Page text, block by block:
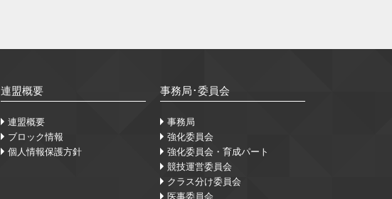
連盟概要
連盟概要
ブロック情報
個人情報保護方針
事務局･委員会
事務局
強化委員会
強化委員会・育成パート
競技運営委員会
クラス分け委員会
医事委員会